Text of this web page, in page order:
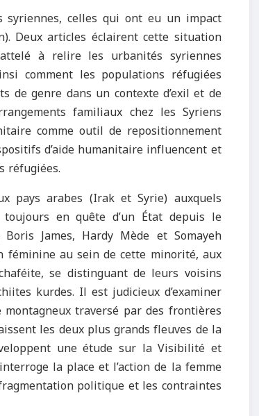
syriennes, celles qui ont eu un impact
Deux articles éclairent cette situation
attelé à relire les urbanités syriennes
comment les populations réfugiées
de genre dans un contexte d’exil et de
familiaux chez les Syriens
comme outil de repositionnement
d’aide humanitaire influencent et
réfugiées.
pays arabes (Irak et Syrie) auxquels
en quête d’un État depuis le
James, Hardy Mède et Somayeh
féminine au sein de cette minorité, aux
se distinguant de leurs voisins
kurdes. Il est judicieux d’examiner
traversé par des frontières
les deux plus grands fleuves de la
une étude sur la Visibilité et
la place et l’action de la femme
politique et les contraintes